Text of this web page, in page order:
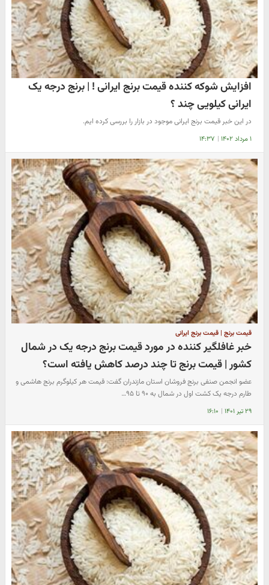
افزایش شوکه کننده قیمت برنج ایرانی ! | برنج درجه یک
ایرانی کیلویی چند ؟
در این خبر قیمت برنج ایرانی موجود در بازار را بررسی کرده ایم.
۱ مرداد ۱۴۰۲ | ۱۴:۳۷
قیمت برنج | قیمت برنج ایرانی
خبر غافلگیر کننده در مورد قیمت برنج درجه یک در شمال
کشور | قیمت برنج تا چند درصد کاهش یافته است؟
عضو انجمن صنفی برنج فروشان استان مازندران گفت: قیمت هر کیلوگرم برنج هاشمی و
طارم درجه یک کشت اول در شمال به ۹۰ تا ۹۵…
۲۹ تیر ۱۴۰۱ | ۱۶:۱۰